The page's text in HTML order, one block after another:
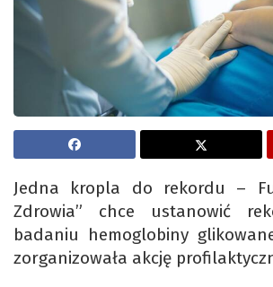
Jedna kropla do rekordu –
Zdrowia” chce ustanowić
badaniu hemoglobiny
zorganizowała akcję